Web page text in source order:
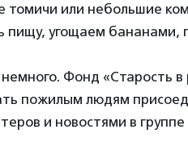
томичи или небольшие
пищу, угощаем бананами,
Фонд «Старость в
пожилым людям
и новостями в группе